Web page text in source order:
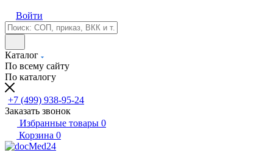
Войти
Каталог
По всему сайту
По каталогу
+7 (499) 938-95-24
Заказать звонок
Избранные товары 0
Корзина 0